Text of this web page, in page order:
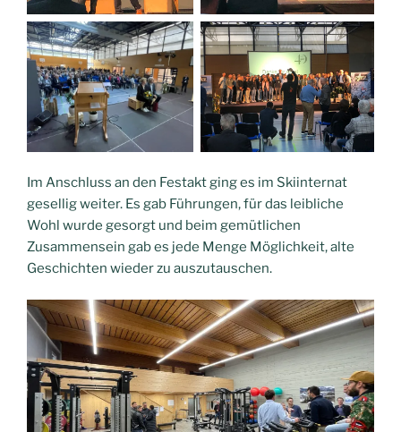
Im Anschluss an den Festakt ging es im Skiinternat
gesellig weiter. Es gab Führungen, für das leibliche
Wohl wurde gesorgt und beim gemütlichen
Zusammensein gab es jede Menge Möglichkeit, alte
Geschichten wieder zu auszutauschen.